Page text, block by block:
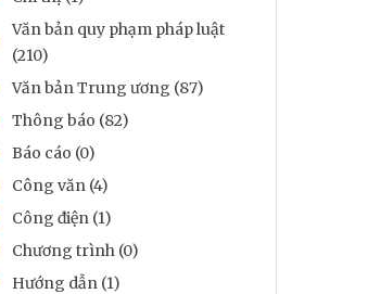
Văn bản quy phạm pháp luật
(210)
Văn bản Trung ương (87)
Thông báo (82)
Báo cáo (0)
Công văn (4)
Công điện (1)
Chương trình (0)
Hướng dẫn (1)